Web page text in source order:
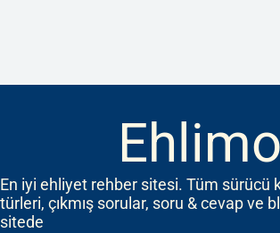
Ehlimo
En iyi ehliyet rehber sitesi. Tüm sürücü
türleri, çıkmış sorular, soru & cevap ve
sitede